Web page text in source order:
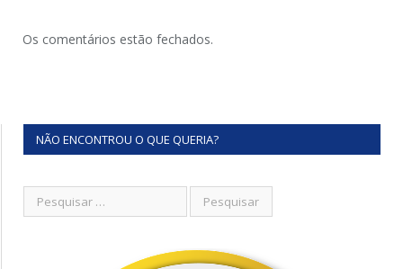
Os comentários estão fechados.
NÃO ENCONTROU O QUE QUERIA?